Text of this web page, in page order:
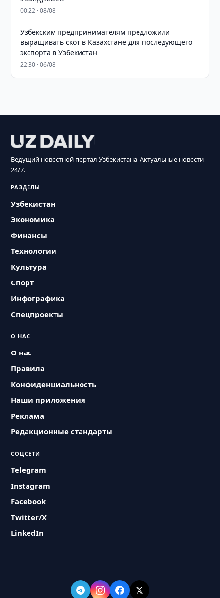
00:22 · 08/08
Узбекским предпринимателям предложили
выращивать скот в Казахстане для последующего
экспорта в Узбекистан
22:30 · 06/08
Ведущий новостной портал Узбекистана. Актуальные новости
24/7.
РАЗДЕЛЫ
Узбекистан
Экономика
Финансы
Технологии
Культура
Спорт
Инфографика
Спецпроекты
О НАС
О нас
Правила
Конфиденциальность
Наши приложения
Реклама
Редакционные стандарты
СОЦСЕТИ
Telegram
Instagram
Facebook
Twitter/X
LinkedIn